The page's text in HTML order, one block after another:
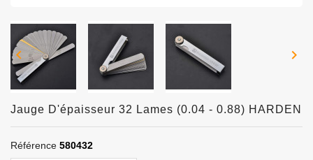
 
Jauge D'épaisseur 32 Lames (0.04 - 0.88) HARDEN
Référence 580432